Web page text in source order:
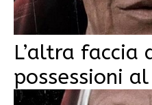
L’altra faccia
possessioni